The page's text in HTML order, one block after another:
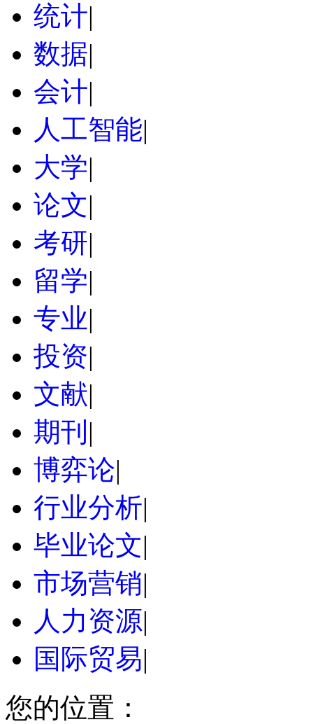
统计|
数据|
会计|
人工智能|
大学|
论文|
考研|
留学|
专业|
投资|
文献|
期刊 |
博弈论|
行业分析|
毕业论文|
市场营销|
人力资源|
国际贸易|
您的位置：